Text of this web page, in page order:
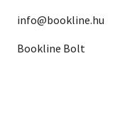
info@bookline.hu
Bookline Bolt